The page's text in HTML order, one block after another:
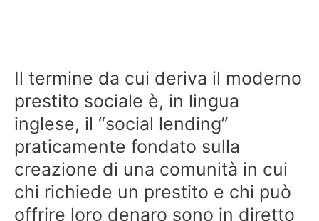
Il termine da cui deriva il moderno
prestito sociale è, in lingua
inglese, il “social lending”
praticamente fondato sulla
creazione di una comunità in cui
chi richiede un prestito e chi può
offrire loro denaro sono in diretto